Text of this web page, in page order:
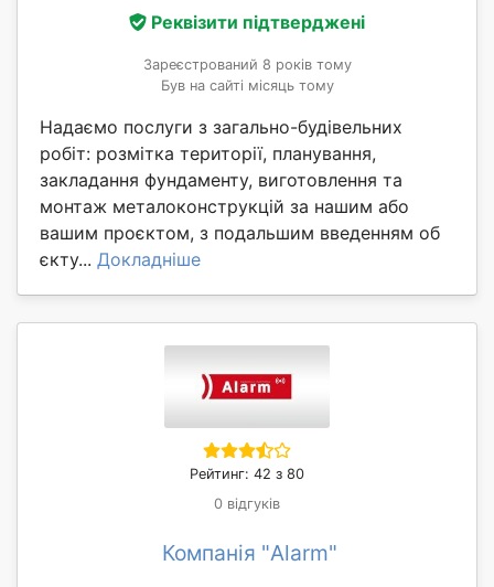
Реквізити підтверджені
Зареєстрований 8 років тому
Був на сайті місяць тому
Надаємо послуги з загально-будівельних
робіт: розмітка території, планування,
закладання фундаменту, виготовлення та
монтаж металоконструкцій за нашим або
вашим проєктом, з подальшим введенням об
єкту... Докладніше
Рейтинг: 42 з 80
0 відгуків
Компанія "Alarm"